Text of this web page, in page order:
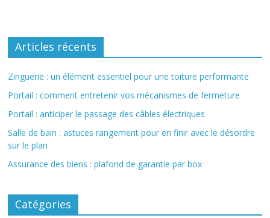
Articles récents
Zinguerie : un élément essentiel pour une toiture performante
Portail : comment entretenir vos mécanismes de fermeture
Portail : anticiper le passage des câbles électriques
Salle de bain : astuces rangement pour en finir avec le désordre
sur le plan
Assurance des biens : plafond de garantie par box
Catégories